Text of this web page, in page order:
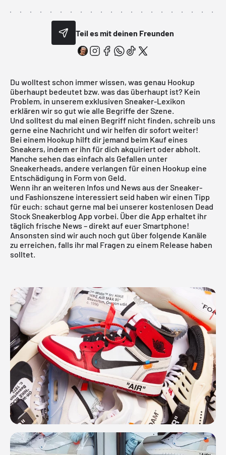
Teil es mit deinen Freunden
Du wolltest schon immer wissen, was genau Hookup
überhaupt bedeutet bzw. was das überhaupt ist? Kein
Problem, in unserem exklusiven Sneaker-Lexikon
erklären wir so gut wie alle Begriffe der Szene.
Und solltest du mal einen Begriff nicht finden, schreib uns
gerne eine Nachricht und wir helfen dir sofort weiter!
Bei einem Hookup hilft dir jemand beim Kauf eines
Sneakers, indem er ihn für dich akquiriert oder abholt.
Manche sehen das einfach als Gefallen unter
Sneakerheads, andere verlangen für einen Hookup eine
Entschädigung in Form von Geld.
Wenn ihr an weiteren Infos und News aus der Sneaker-
und Fashionszene interessiert seid haben wir einen Tipp
für euch: schaut gerne mal bei unserer kostenlosen Dead
Stock Sneakerblog App vorbei. Über die App erhaltet ihr
täglich frische News – direkt auf euer Smartphone!
Ansonsten sind wir auch noch gut über folgende Kanäle
zu erreichen, falls ihr mal Fragen zu einem Release haben
solltet.